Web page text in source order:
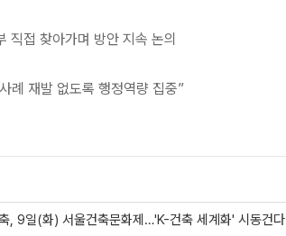
직접 찾아가며 방안 지속 논의
례 재발 없도록 행정역량 집중”
, 9일(화) 서울건축문화제…'K-건축 세계화' 시동건다